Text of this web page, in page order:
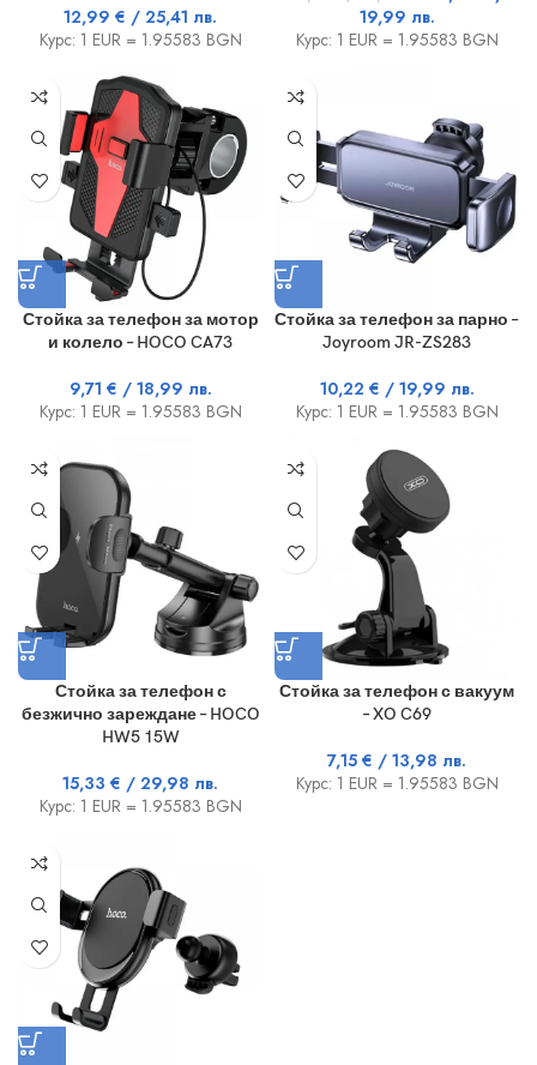
12,99 € / 25,41 лв.
Курс: 1 EUR = 1.95583 BGN
19,99 лв.
Курс: 1 EUR = 1.95583 BGN
Стойка за телефон за мотор
и колело – HOCO CA73
9,71 € / 18,99 лв.
Курс: 1 EUR = 1.95583 BGN
Стойка за телефон за парно –
Joyroom JR-ZS283
10,22 € / 19,99 лв.
Курс: 1 EUR = 1.95583 BGN
Стойка за телефон с
безжично зареждане – HOCO
HW5 15W
15,33 € / 29,98 лв.
Курс: 1 EUR = 1.95583 BGN
Стойка за телефон с вакуум
– XO C69
7,15 € / 13,98 лв.
Курс: 1 EUR = 1.95583 BGN